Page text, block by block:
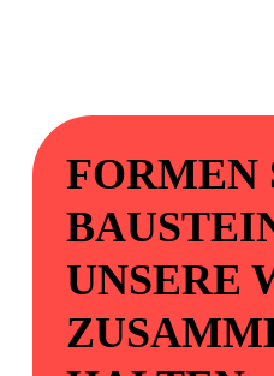
FORMEN
UNSERE